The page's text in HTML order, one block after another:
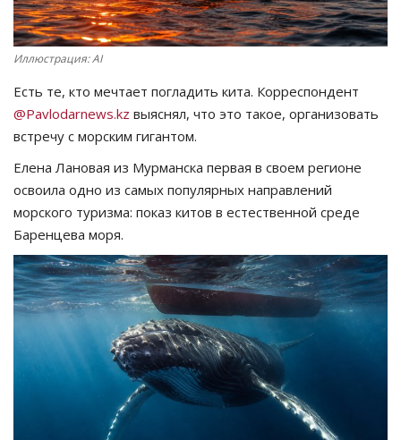
РАЗВЛЕЧЕНИЯ
Курултай
Язык
Иллюстрация: AI
Есть те, кто мечтает погладить кита. Корреспондент
@Pavlodarnews.kz выяснял, что это такое, организовать
встречу с морским гигантом.
Елена Лановая из Мурманска первая в своем регионе
освоила одно из самых популярных направлений
морского туризма: показ китов в естественной среде
Баренцева моря.